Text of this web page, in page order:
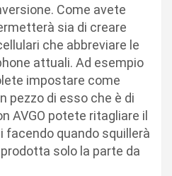
Come avete
sia di creare
che abbreviare le
attuali. Ad esempio
impostare come
pezzo di esso che è di
AVGO potete ritagliare il
facendo quando squillerà
solo la parte da